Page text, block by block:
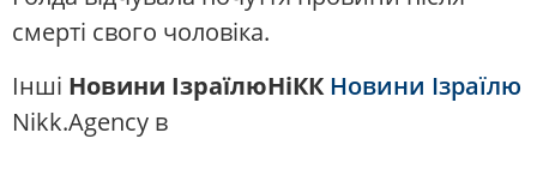
смерті свого чоловіка.
Інші Новини ІзраїлюНіККНовини Ізраїлю
Nikk.Agency в